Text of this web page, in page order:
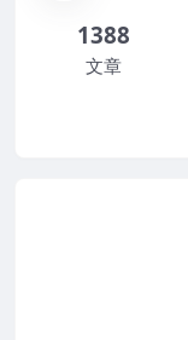
1388
文章